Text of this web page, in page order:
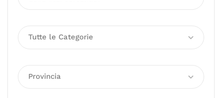
Tutte le Categorie
Provincia